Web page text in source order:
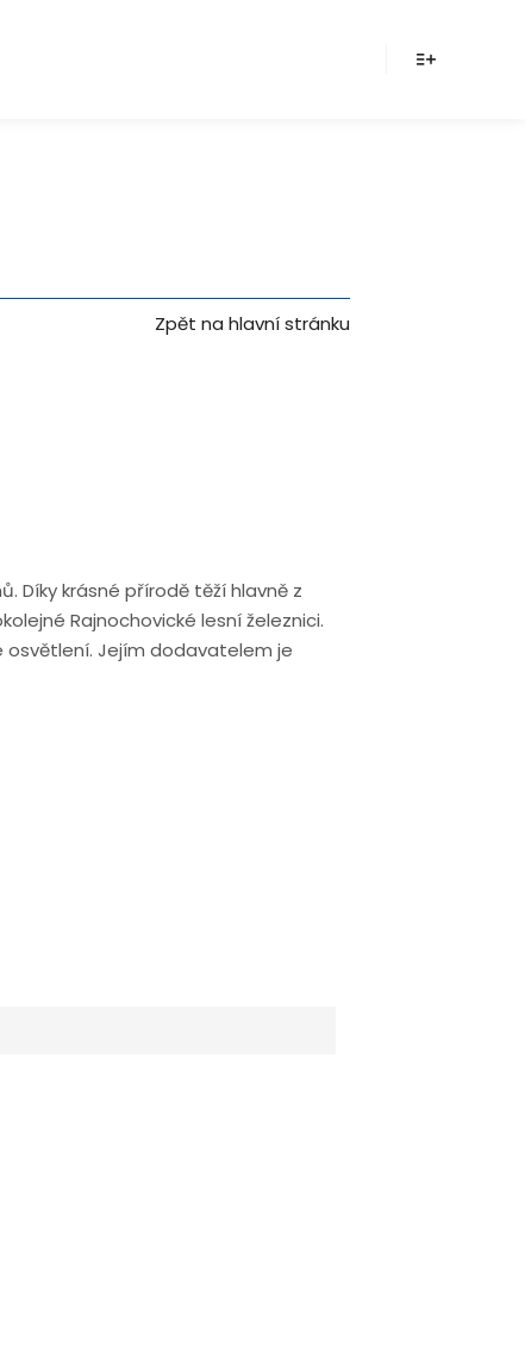
Zpět na hlavní stránku
Díky krásné přírodě těží hlavně z
Rajnochovické lesní železnici.
osvětlení. Jejím dodavatelem je